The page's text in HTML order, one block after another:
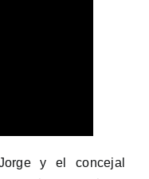
y el concejal